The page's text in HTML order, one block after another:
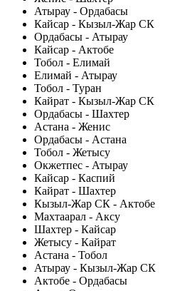
Атырау - Ордабасы
Кайсар - Кызыл-Жар СК
Ордабасы - Атырау
Кайсар - Актобе
Тобол - Елимай
Елимай - Атырау
Тобол - Туран
Кайрат - Кызыл-Жар СК
Ордабасы - Шахтер
Астана - Женис
Ордабасы - Астана
Тобол - Жетысу
Окжетпес - Атырау
Кайсар - Каспий
Кайрат - Шахтер
Кызыл-Жар СК - Актобе
Махтаарал - Аксу
Шахтер - Кайсар
Жетысу - Кайрат
Астана - Тобол
Атырау - Кызыл-Жар СК
Актобе - Ордабасы